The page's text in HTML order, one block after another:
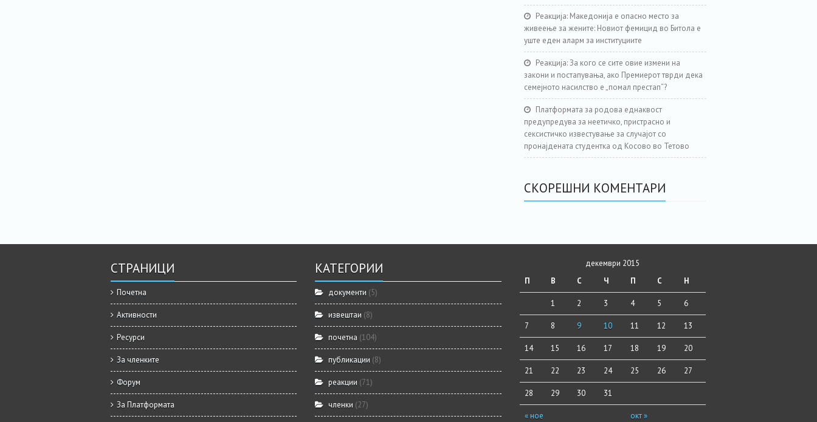
Реакција: Македонија е опасно место за
живеење за жените: Новиот фемицид во Битола е
уште еден аларм за институциите
Реакција: За кого се сите овие измени на
закони и постапувања, ако Премиерот тврди дека
семејното насилство е „помал престап“?
Платформата за родова еднаквост
предупредува за неетичко, пристрасно и
сексистичко известување за случајот со
пронајдената студентка од Косово во Тетово
СКОРЕШНИ КОМЕНТАРИ
СТРАНИЦИ
Почетна
Активности
Ресурси
За членките
Форум
За Платформата
КАТЕГОРИИ
документи (5)
извештаи (8)
почетна (104)
публикации (8)
реакции (71)
членки (27)
декември 2015
П
В С Ч П С Н
« ное окт »
1 2 3 4 5 6
7 8 9 10 11 12 13
14 15 16 17 18 19 20
21 22 23 24 25 26 27
28 29 30 31